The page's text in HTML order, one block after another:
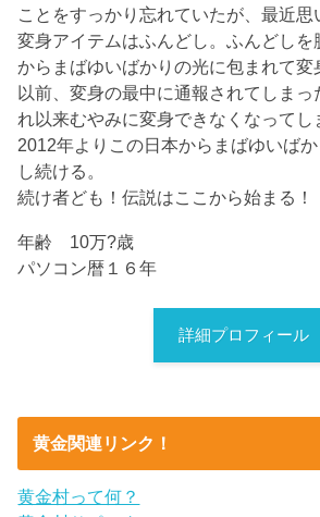
ことをすっかり忘れていたが、最近思
変身アイテムはふんどし。ふんどしを
からまばゆいばかりの光に包まれて変
以前、変身の最中に通報されてしま
れ以来むやみに変身できなくなってし
2012年よりこの日本からまばゆいば
し続ける。
続け者ども！伝説はここから始まる！
年齢 10万?歳
パソコン暦１６年
詳細プロフィール
黄金関連リンク！
黄金村って何？